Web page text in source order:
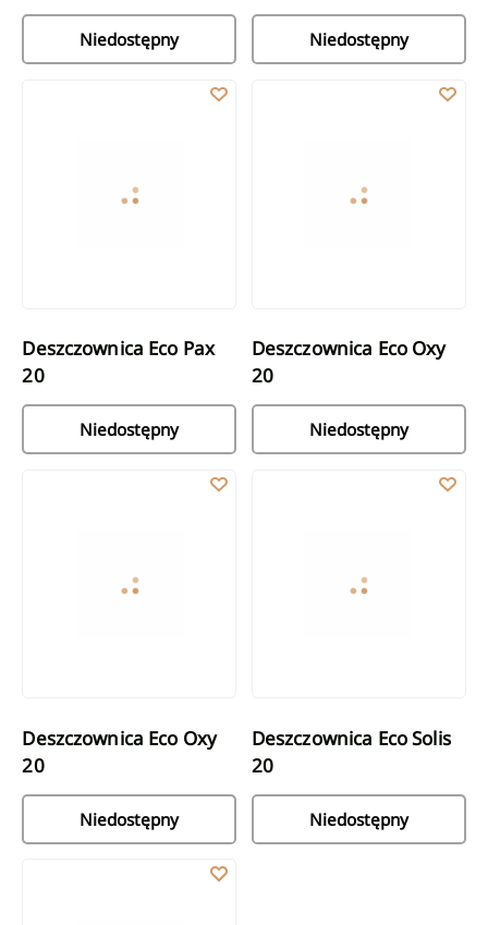
Niedostępny Niedostępny
Deszczownica Eco Pax
20
Niedostępny
Deszczownica Eco Oxy
20
Niedostępny
Deszczownica Eco Oxy
20
Niedostępny
Deszczownica Eco Solis 20
Deszczownica Eco Solis
20
Niedostępny
Deszczownica Eco Vista 25